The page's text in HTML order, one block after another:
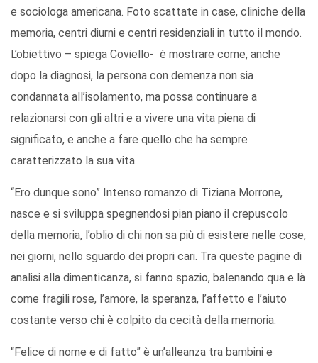
e sociologa americana. Foto scattate in case, cliniche della
memoria, centri diurni e centri residenziali in tutto il mondo.
L’obiettivo – spiega Coviello- è mostrare come, anche
dopo la diagnosi, la persona con demenza non sia
condannata all’isolamento, ma possa continuare a
relazionarsi con gli altri e a vivere una vita piena di
significato, e anche a fare quello che ha sempre
caratterizzato la sua vita.
“Ero dunque sono” Intenso romanzo di Tiziana Morrone,
nasce e si sviluppa spegnendosi pian piano il crepuscolo
della memoria, l’oblio di chi non sa più di esistere nelle cose,
nei giorni, nello sguardo dei propri cari. Tra queste pagine di
analisi alla dimenticanza, si fanno spazio, balenando qua e là
come fragili rose, l’amore, la speranza, l’affetto e l’aiuto
costante verso chi è colpito da cecità della memoria.
“Felice di nome e di fatto” è un’alleanza tra bambini e